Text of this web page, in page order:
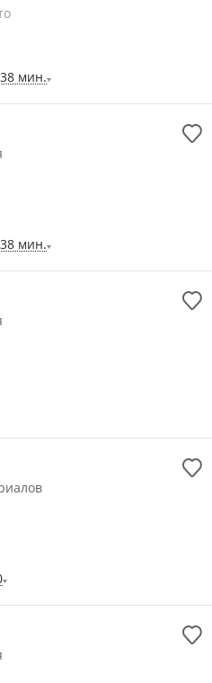
мин.
мин.